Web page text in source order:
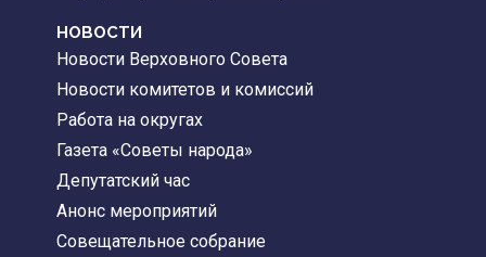
НОВОСТИ
Новости Верховного Совета
Новости комитетов и комиссий
Работа на округах
Газета «Советы народа»
Депутатский час
Анонс мероприятий
Совещательное собрание